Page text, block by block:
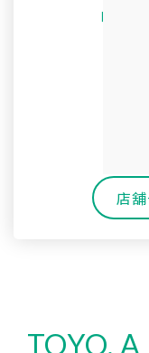
鹼性
還
SPACO 觸
SPACO 櫥
淨水御守-全
櫥
全戶式
TW-
淨
戶外
Super
店
TOYO,